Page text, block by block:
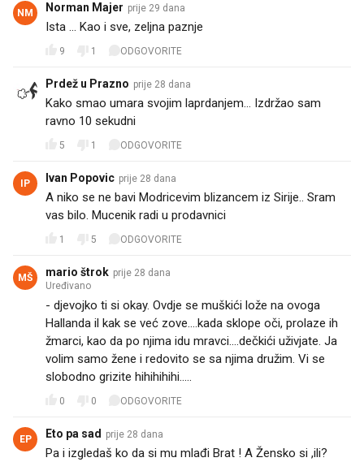
NM Norman Majer prije 29 dana
Ista ... Kao i sve, zeljna paznje
9 1 ODGOVORITE
Prdež u Prazno prije 28 dana
Kako smao umara svojim laprdanjem... Izdržao sam
ravno 10 sekudni
5 1 ODGOVORITE
IP Ivan Popovic prije 28 dana
A niko se ne bavi Modricevim blizancem iz Sirije.. Sram
vas bilo. Mucenik radi u prodavnici
1 5 ODGOVORITE
MŠ mario štrok prije 28 dana
Uređivano
- djevojko ti si okay. Ovdje se muškići lože na ovoga
Hallanda il kak se već zove....kada sklope oči, prolaze ih
žmarci, kao da po njima idu mravci....dečkići uživjate. Ja
volim samo žene i redovito se sa njima družim. Vi se
slobodno grizite hihihihihi.....
0 0 ODGOVORITE
EP Eto pa sad prije 28 dana
Pa i izgledaš ko da si mu mlađi Brat ! A Žensko si ,ili?